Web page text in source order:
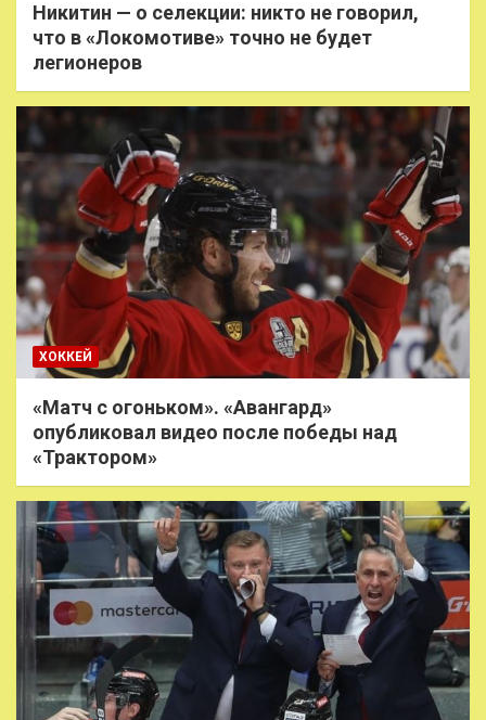
Никитин — о селекции: никто не говорил,
что в «Локомотиве» точно не будет
легионеров
ХОККЕЙ
«Матч с огоньком». «Авангард»
опубликовал видео после победы над
«Трактором»